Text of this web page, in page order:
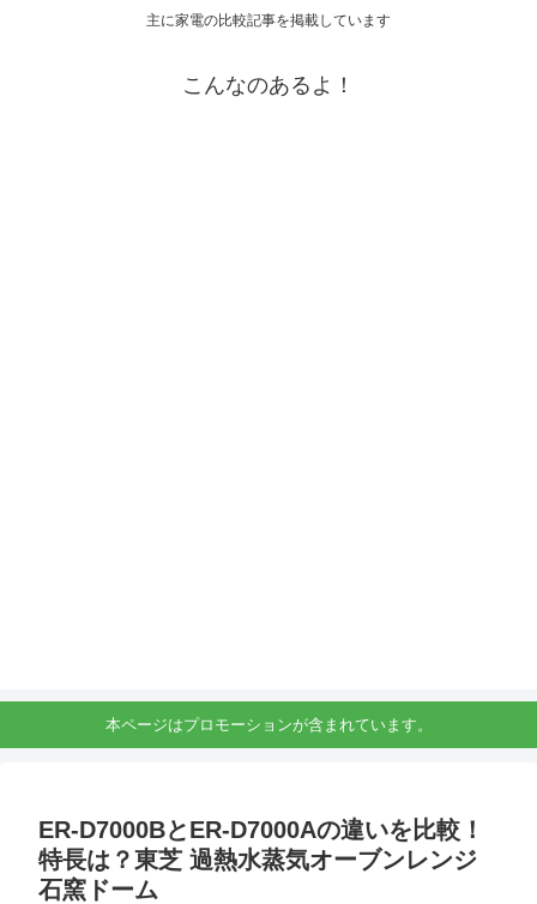
主に家電の比較記事を掲載しています
こんなのあるよ！
本ページはプロモーションが含まれています。
ER-D7000BとER-D7000Aの違いを比較！
特長は？東芝 過熱水蒸気オーブンレンジ
石窯ドーム